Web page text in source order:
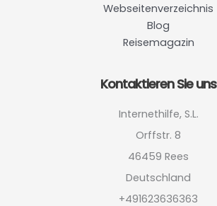
Webseitenverzeichnis
Blog
Reisemagazin
Kontaktieren Sie uns
Internethilfe, S.L.
Orffstr. 8
46459 Rees
Deutschland
+491623636363